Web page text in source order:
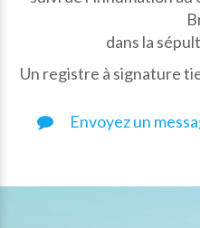
dans la
Un registre à signature
Envoyez un